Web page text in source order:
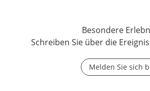
Besondere
Schreiben Sie über die
Melden Sie sich